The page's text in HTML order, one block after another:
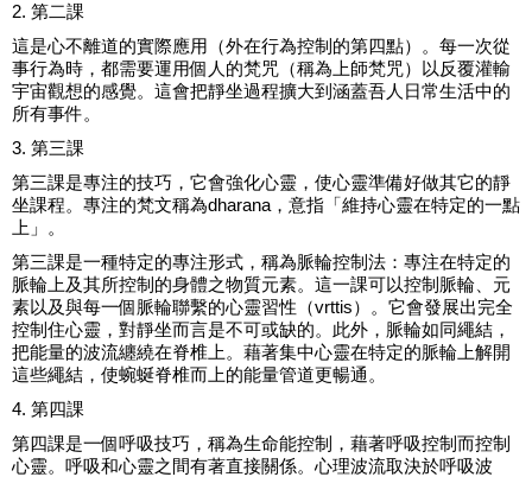
2. 第二課
這是心不離道的實際應用（外在行為控制的第四點）。每一次從
事行為時，都需要運用個人的梵咒（稱為上師梵咒）以反覆灌輸
宇宙觀想的感覺。這會把靜坐過程擴大到涵蓋吾人日常生活中的
所有事件。
3. 第三課
第三課是專注的技巧，它會強化心靈，使心靈準備好做其它的靜
坐課程。專注的梵文稱為dharana，意指「維持心靈在特定的一點
上」。
第三課是一種特定的專注形式，稱為脈輪控制法：專注在特定的
脈輪上及其所控制的身體之物質元素。這一課可以控制脈輪、元
素以及與每一個脈輪聯繫的心靈習性（vrttis）。它會發展出完全
控制住心靈，對靜坐而言是不可或缺的。此外，脈輪如同繩結，
把能量的波流纏繞在脊椎上。藉著集中心靈在特定的脈輪上解開
這些繩結，使蜿蜒脊椎而上的能量管道更暢通。
4. 第四課
第四課是一個呼吸技巧，稱為生命能控制，藉著呼吸控制而控制
心靈。呼吸和心靈之間有著直接關係。心理波流取決於呼吸波